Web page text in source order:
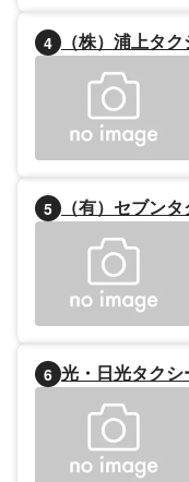
4 （株）浦上タ
5 （有）セブン
6 光・日光タク